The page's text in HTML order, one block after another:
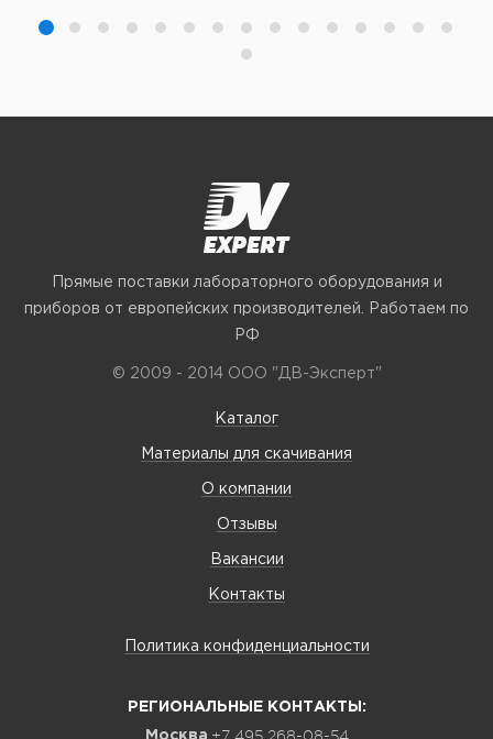
Прямые поставки лабораторного оборудования и
приборов от европейских производителей. Работаем по
РФ
© 2009 - 2014 ООО "ДВ-Эксперт"
Каталог
Материалы для скачивания
О компании
Отзывы
Вакансии
Контакты
Политика конфиденциальности
РЕГИОНАЛЬНЫЕ КОНТАКТЫ:
Москва